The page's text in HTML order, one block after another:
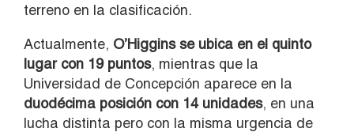
terreno en la clasificación.
Actualmente, O’Higgins se ubica en el quinto
lugar con 19 puntos, mientras que la
Universidad de Concepción aparece en la
duodécima posición con 14 unidades, en una
lucha distinta pero con la misma urgencia de